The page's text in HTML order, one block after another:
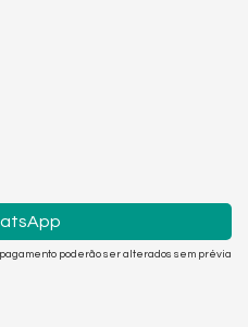
poderão ser alterados sem prévia